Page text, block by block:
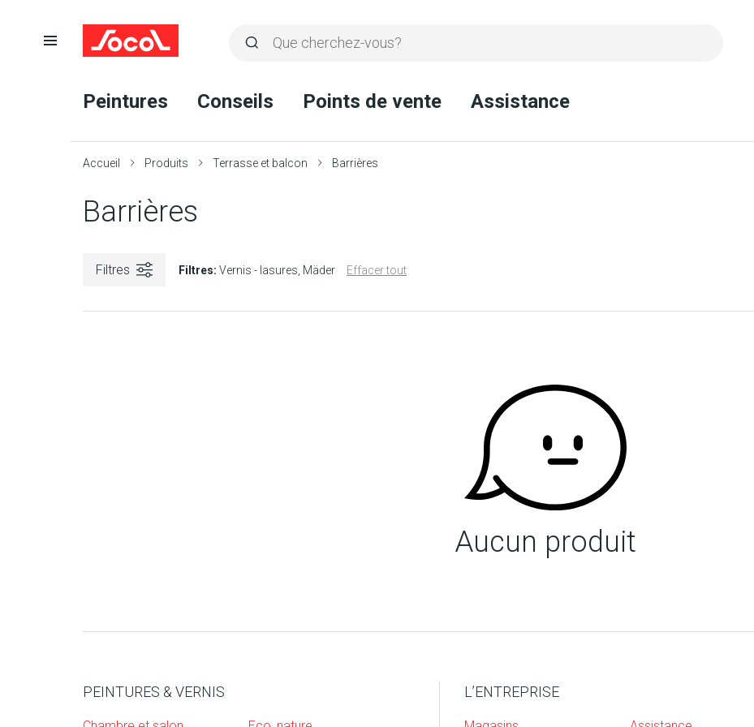
Rechercher
recherche
Ouvrir
Peintures Conseils Points de vente Assistance
Accueil Produits Terrasse et balcon Barrières
Barrières
Filtres Filtres: Vernis - lasures Mäder Effacer tout
Aucun produit
PEINTURES & VERNIS L’ENTREPRISE